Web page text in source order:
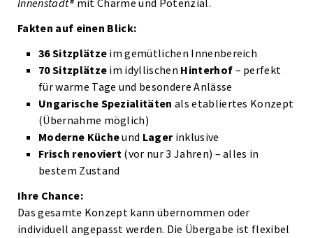
Innenstadt® mit Charme und Potenzial.
Fakten auf einen Blick:
36 Sitzplätze im gemütlichen Innenbereich
70 Sitzplätze im idyllischen Hinterhof – perfekt
für warme Tage und besondere Anlässe
Ungarische Spezialitäten als etabliertes Konzept
(Übernahme möglich)
Moderne Kücheund Lagerinklusive
Frisch renoviert (vor nur 3 Jahren) – alles in
bestem Zustand
Ihre Chance:
Das gesamte Konzept kann übernommen oder
individuell angepasst werden. Die Übergabe ist flexibel